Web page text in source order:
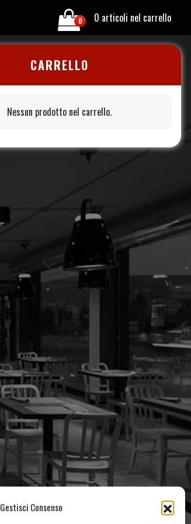
Gestisci Consenso
0 0 articoli nel carrello
CARRELLO
Nessun prodotto nel carrello.